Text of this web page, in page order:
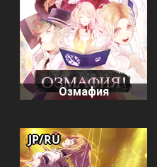
Озмафия
JP/RU